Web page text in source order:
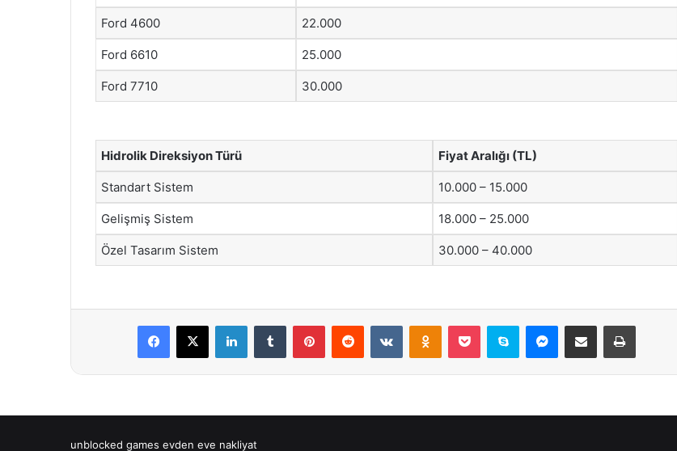
Ford 4600 22.000
Ford 6610 25.000
Ford 7710 30.000
Hidrolik Direksiyon Türü Fiyat Aralığı (TL)
Standart Sistem 10.000 – 15.000
Gelişmiş Sistem 18.000 – 25.000
Özel Tasarım Sistem 30.000 – 40.000
Facebook
X LinkedInTumblr PinterestReddit VKontakteOdnoklassniki
Pocket Skype Messenger
E-Posta ile paylaş Yazdır
unblocked games evden eve nakliyat